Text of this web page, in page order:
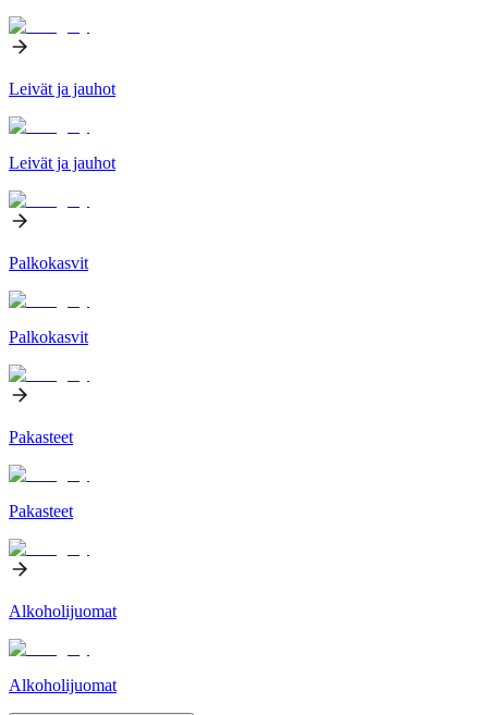
Leivät ja jauhot
Leivät ja jauhot
Palkokasvit
Palkokasvit
Pakasteet
Pakasteet
Alkoholijuomat
Alkoholijuomat